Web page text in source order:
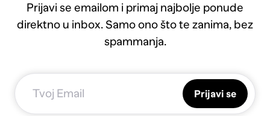
Prijavi se emailom i primaj najbolje ponude
direktno u inbox. Samo ono što te zanima, bez
spammanja.
Prijavi se